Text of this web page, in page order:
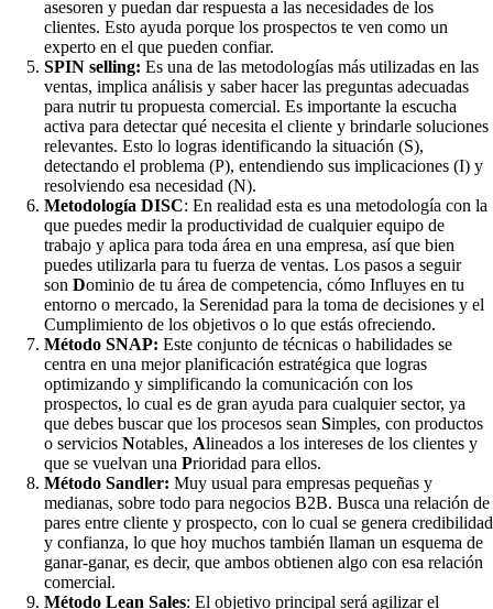
asesoren y puedan dar respuesta a las necesidades de los
clientes. Esto ayuda porque los prospectos te ven como un
experto en el que pueden confiar.
SPIN selling: Es una de las metodologías más utilizadas en las
ventas, implica análisis y saber hacer las preguntas adecuadas
para nutrir tu propuesta comercial. Es importante la escucha
activa para detectar qué necesita el cliente y brindarle soluciones
relevantes. Esto lo logras identificando la situación (S),
detectando el problema (P), entendiendo sus implicaciones (I) y
resolviendo esa necesidad (N).
Metodología DISC: En realidad esta es una metodología con la
que puedes medir la productividad de cualquier equipo de
trabajo y aplica para toda área en una empresa, así que bien
puedes utilizarla para tu fuerza de ventas. Los pasos a seguir
son Dominio de tu área de competencia, cómo Influyes en tu
entorno o mercado, la Serenidad para la toma de decisiones y el
Cumplimiento de los objetivos o lo que estás ofreciendo.
Método SNAP: Este conjunto de técnicas o habilidades se
centra en una mejor planificación estratégica que logras
optimizando y simplificando la comunicación con los
prospectos, lo cual es de gran ayuda para cualquier sector, ya
que debes buscar que los procesos sean Simples, con productos
o servicios Notables, Alineados a los intereses de los clientes y
que se vuelvan una Prioridad para ellos.
Método Sandler: Muy usual para empresas pequeñas y
medianas, sobre todo para negocios B2B. Busca una relación de
pares entre cliente y prospecto, con lo cual se genera credibilidad
y confianza, lo que hoy muchos también llaman un esquema de
ganar-ganar, es decir, que ambos obtienen algo con esa relación
comercial.
Método Lean Sales: El objetivo principal será agilizar el